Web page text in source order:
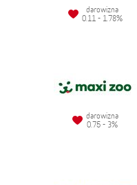
darowizna
0.11 - 1.78%
darowizna
0.75 - 3%